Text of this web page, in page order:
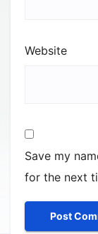
Website
Save my
for the next